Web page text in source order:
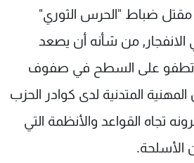
ضباط "الحرس الثوري"
الانفجار, من شأنه أن يصعد
تطفو على السطح في صفوف
المتدنية لدى كوادر الحزب
تجاه القواعد والأنظمة التي
الأسلحة.